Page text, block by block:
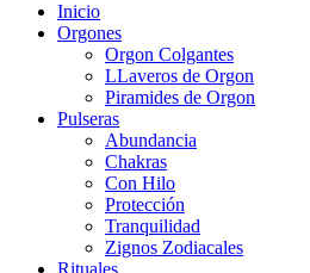
Inicio
Orgones
Orgon Colgantes
LLaveros de Orgon
Piramides de Orgon
Pulseras
Abundancia
Chakras
Con Hilo
Protección
Tranquilidad
Zignos Zodiacales
Rituales